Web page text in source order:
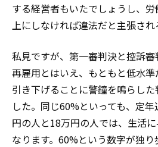
する経営者もいたでしょうし、
上にしなければ違法だと主張され
私見ですが、第一審判決と控訴
再雇用とはいえ、もともと低水
引き下げることに警鐘を鳴らし
した。同じ60%といっても、定
円の人と18万円の人では、生活
なります。60%という数字が独り